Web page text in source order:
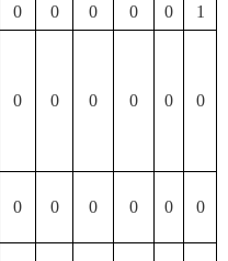
0 0 0 0 0
1
0 0 0 0 0 0
0 0 0 0 0 0